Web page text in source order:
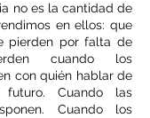
no es la cantidad de
en ellos: que
pierden por falta de
cuando los
con quién hablar de
Cuando las
Cuando los